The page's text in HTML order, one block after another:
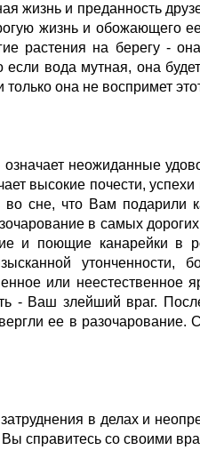
жизнь и преданность
жизнь и обожающего
растения на берегу -
если вода мутная, она
она не воспримет
неожиданные
высокие почести,
сне, что Вам подарили
в самых
и поющие канарейки в
утонченности,
или неестественное
- Ваш злейший враг.
ее в
в делах и
справитесь со своими